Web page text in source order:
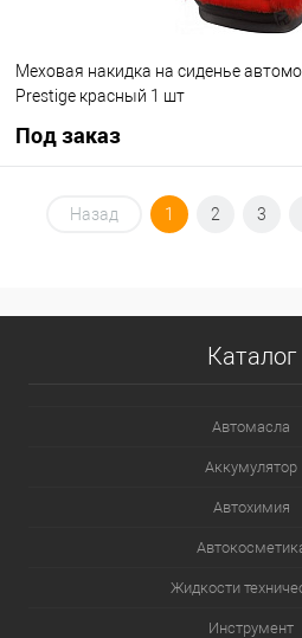
Меховая накидка на сиденье
Prestige красный 1 шт
Под заказ
Под
Назад 1 2 3
Каталог
Автомасла
Аккумулятор
Автохимия
Жидкости
Инструмент